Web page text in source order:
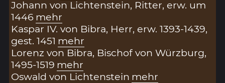
Johann von Lichtenstein, Ritter, erw. um
1446 mehr
Kaspar IV. von Bibra, Herr, erw. 1393-1439,
gest. 1451 mehr
Lorenz von Bibra, Bischof von Würzburg,
1495-1519 mehr
Oswald von Lichtenstein mehr